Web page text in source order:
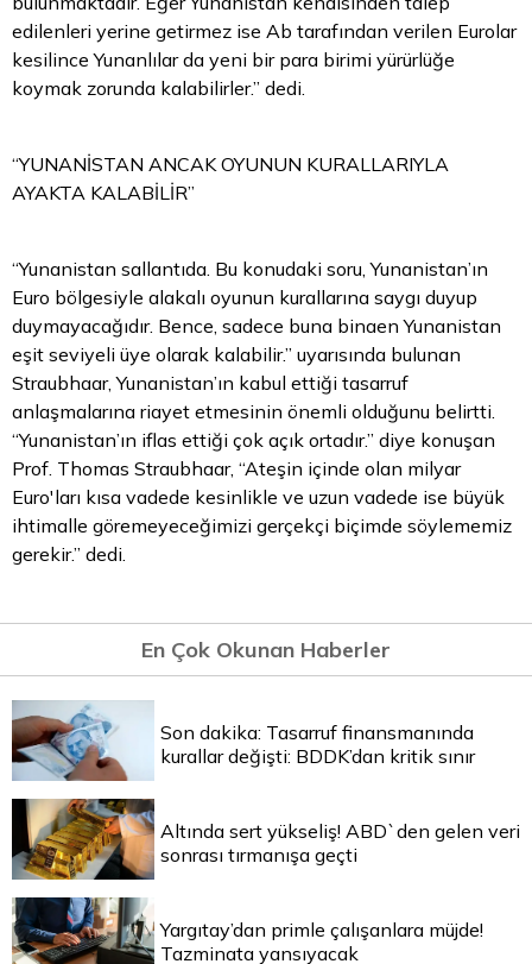
edilenleri yerine getirmez ise Ab tarafından verilen Eurolar
kesilince Yunanlılar da yeni bir para birimi yürürlüğe
koymak zorunda kalabilirler.” dedi.
“YUNANİSTAN ANCAK OYUNUN KURALLARIYLA
AYAKTA KALABİLİR”
“Yunanistan sallantıda. Bu konudaki soru, Yunanistan’ın
Euro bölgesiyle alakalı oyunun kurallarına saygı duyup
duymayacağıdır. Bence, sadece buna binaen Yunanistan
eşit seviyeli üye olarak kalabilir.” uyarısında bulunan
Straubhaar, Yunanistan’ın kabul ettiği tasarruf
anlaşmalarına riayet etmesinin önemli olduğunu belirtti.
“Yunanistan’ın iflas ettiği çok açık ortadır.” diye konuşan
Prof. Thomas Straubhaar, “Ateşin içinde olan milyar
Euro'ları kısa vadede kesinlikle ve uzun vadede ise büyük
ihtimalle göremeyeceğimizi gerçekçi biçimde söylememiz
gerekir.” dedi.
En Çok Okunan Haberler
Son dakika: Tasarruf finansmanında
kurallar değişti: BDDK’dan kritik sınır
Altında sert yükseliş! ABD`den gelen veri
sonrası tırmanışa geçti
Yargıtay’dan primle çalışanlara müjde!
Tazminata yansıyacak